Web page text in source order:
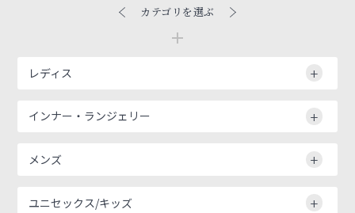
カテゴリを選ぶ
レディス
インナー・ランジェリー
メンズ
ユニセックス/キッズ